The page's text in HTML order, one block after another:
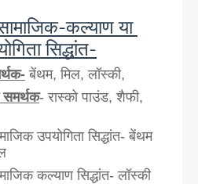
कल्याण या
सिद्धांत-
बेंथम, मिल, लॉस्की,
- रास्को पाउंड, शैफी,
उपयोगिता सिद्धांत- बेंथम
कल्याण सिद्धांत- लॉस्की